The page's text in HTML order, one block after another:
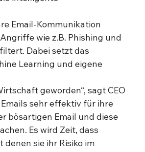
Email-Kommunikation
wie z.B. Phishing und
Dabei setzt das
Learning und eigene
geworden“, sagt CEO
sehr effektiv für ihre
bösartigen Email und diese
Es wird Zeit, dass
sie ihr Risiko im